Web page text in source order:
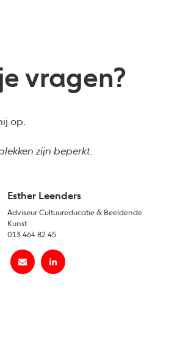
vragen?
op.
zijn beperkt.
Esther Leenders
Adviseur Cultuureducatie & Beeldende
Kunst
013 464 82 45